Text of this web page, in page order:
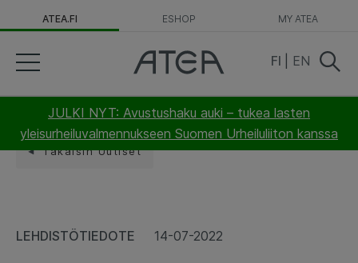
ATEA.FI ESHOP MY ATEA
JULKI NYT: Avustushaku auki – tukea lasten
yleisurheiluvalmennukseen Suomen Urheiluliiton kanssa
FI EN
Takaisin Uutiset
LEHDISTÖTIEDOTE 14-07-2022